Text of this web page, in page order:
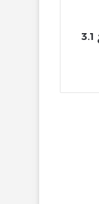
مصر يحقق صافي أرباح 3.1